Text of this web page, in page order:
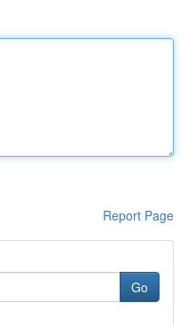
Report Page
Go